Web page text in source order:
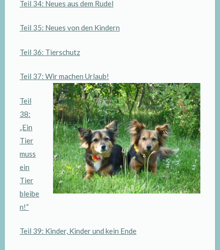
Teil 34: Neues aus dem Rudel
Teil 35: Neues von den Kindern
Teil 36: Tierschutz
Teil 37: Wir machen Urlaub!
Teil
38:
„Ein
Tier
muss
ein
Tier
bleibe
n!“
Teil 39: Kinder, Kinder und kein Ende